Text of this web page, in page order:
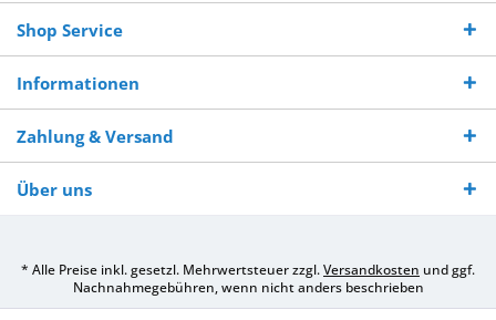
Shop Service
Informationen
Zahlung & Versand
Über uns
* Alle Preise inkl. gesetzl. Mehrwertsteuer zzgl.Versandkosten und ggf.
Nachnahmegebühren, wenn nicht anders beschrieben